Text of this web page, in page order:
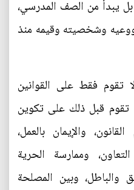
يبدأ من الصف المدرسي،
وشخصيته وقيمه منذ
تقوم فقط على القوانين
تقوم قبل ذلك على تكوين
والإيمان بالعمل،
وممارسة الحرية
والباطل، وبين المصلحة